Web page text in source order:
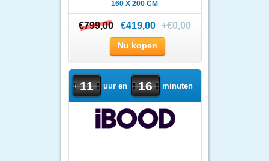
160 X 200 CM
€799,00
€799,00 €419,00 +€0,00
Nu kopen
11 uur en 16 minuten